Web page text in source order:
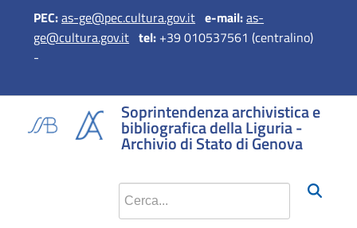
PEC:as-ge@pec.cultura.gov.it e-mail:as-
ge@cultura.gov.it tel: +39 010537561 (centralino)
-
Soprintendenza archivistica e
bibliografica della Liguria -
Archivio di Stato di Genova
Cerca nel sito